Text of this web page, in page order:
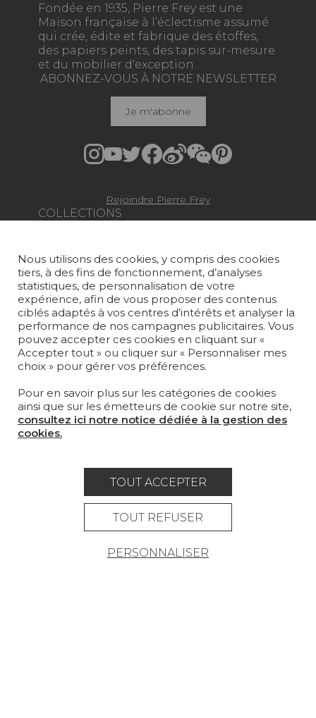
Fondée en 1935, Pierre Frey est une
Maison française à l’éclectisme assumé
qui crée, édite et fabrique des étoffes,
des papiers peints, des tapis sur-mesure
et du mobilier d'exception.
COLLECTIONS
PAPIERS PEINTS
TAPIS ET MOQUETTES
MOBILIER
PROJETS
SUR-MESURE
MAGAZINE
LA MAISON
ABONNEZ-VOUS À NOTRE NEWSLETTER
Je m'abonne
Rejoindre Pierre Frey
Nous utilisons des cookies, y compris des cookies
tiers, à des fins de fonctionnement, d’analyses
statistiques, de personnalisation de votre
expérience, afin de vous proposer des contenus
ciblés adaptés à vos centres d’intérêts et analyser la
performance de nos campagnes publicitaires. Vous
pouvez accepter ces cookies en cliquant sur «
Accepter tout » ou cliquer sur « Personnaliser mes
choix » pour gérer vos préférences.
Pour en savoir plus sur les catégories de cookies
ainsi que sur les émetteurs de cookie sur notre site,
consultez ici notre notice dédiée à la gestion des
cookies.
TOUT ACCEPTER
TOUT REFUSER
PERSONNALISER